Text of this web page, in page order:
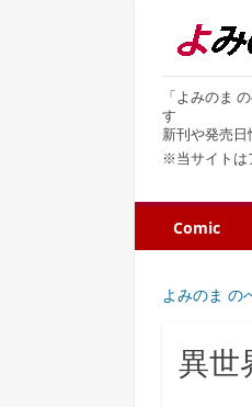
「よみのま
す
新刊や発売日
※当サイトは
Comic
よみのま の
異世